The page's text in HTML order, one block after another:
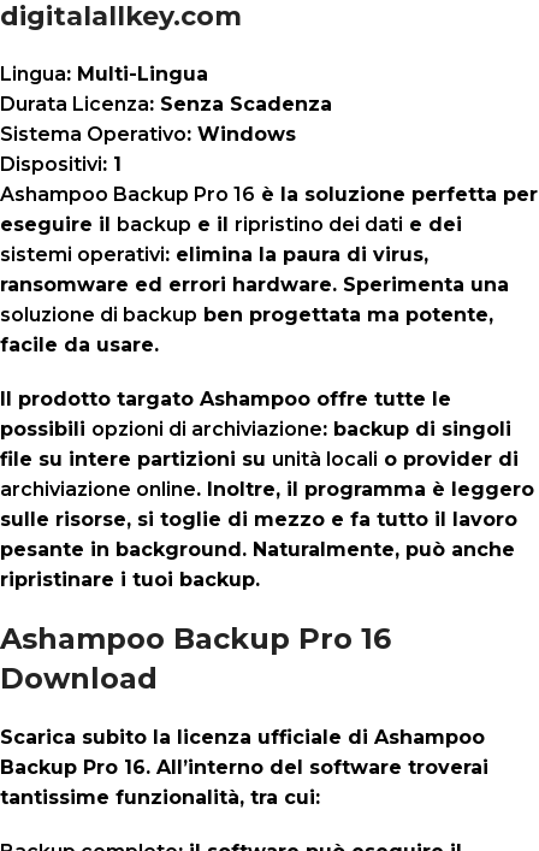
digitalallkey.com
Lingua: Multi-Lingua
Durata Licenza: Senza Scadenza
Sistema Operativo: Windows
Dispositivi: 1
Ashampoo Backup Pro 16 è la soluzione perfetta per
eseguire il backup e il ripristino dei dati e dei
sistemi operativi: elimina la paura di virus,
ransomware ed errori hardware. Sperimenta una
soluzione di backup ben progettata ma potente,
facile da usare.
Il prodotto targato Ashampoo offre tutte le
possibili opzioni di archiviazione: backup di singoli
file su intere partizioni su unità locali o provider di
archiviazione online. Inoltre, il programma è leggero
sulle risorse, si toglie di mezzo e fa tutto il lavoro
pesante in background. Naturalmente, può anche
ripristinare i tuoi backup.
Ashampoo Backup Pro 16
Download
Scarica subito la licenza ufficiale di Ashampoo
Backup Pro 16. All’interno del software troverai
tantissime funzionalità, tra cui: